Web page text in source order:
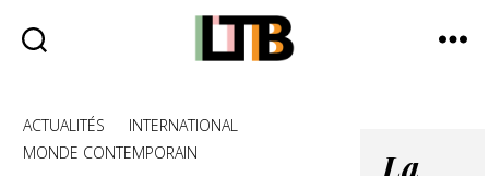
Catégories
ACTUALITÉS
INTERNATIONAL
MONDE CONTEMPORAIN